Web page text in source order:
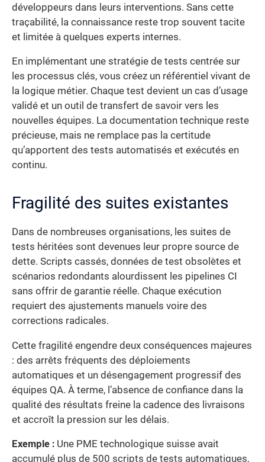
développeurs dans leurs interventions. Sans cette
traçabilité, la connaissance reste trop souvent tacite
et limitée à quelques experts internes.
En implémentant une stratégie de tests centrée sur
les processus clés, vous créez un référentiel vivant de
la logique métier. Chaque test devient un cas d’usage
validé et un outil de transfert de savoir vers les
nouvelles équipes. La documentation technique reste
précieuse, mais ne remplace pas la certitude
qu’apportent des tests automatisés et exécutés en
continu.
Fragilité des suites existantes
Dans de nombreuses organisations, les suites de
tests héritées sont devenues leur propre source de
dette. Scripts cassés, données de test obsolètes et
scénarios redondants alourdissent les pipelines CI
sans offrir de garantie réelle. Chaque exécution
requiert des ajustements manuels voire des
corrections radicales.
Cette fragilité engendre deux conséquences majeures
: des arrêts fréquents des déploiements
automatiques et un désengagement progressif des
équipes QA. À terme, l’absence de confiance dans la
qualité des résultats freine la cadence des livraisons
et accroît la pression sur les délais.
Exemple : Une PME technologique suisse avait
accumulé plus de 500 scripts de tests automatiques,